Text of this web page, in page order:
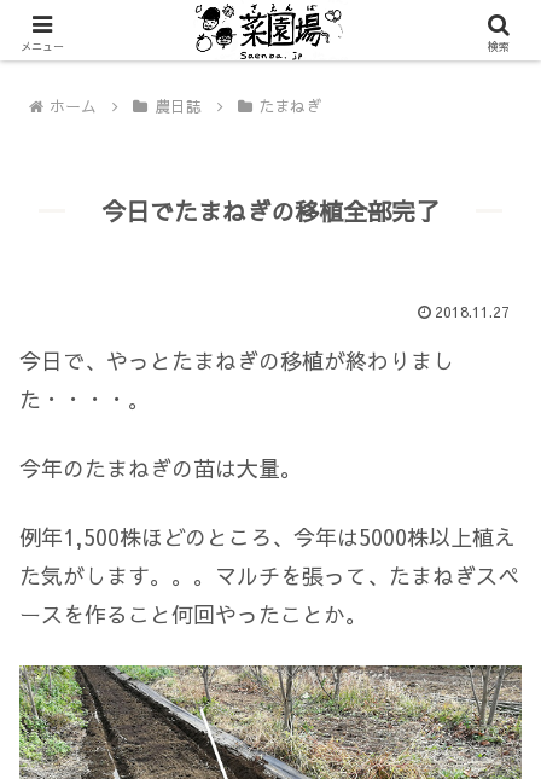
ホーム 農日誌 たまねぎ
今日でたまねぎの移植全部完了
2018.11.27
今日で、やっとたまねぎの移植が終わりまし
た・・・・。
今年のたまねぎの苗は大量。
例年1,500株ほどのところ、今年は5000株以上植え
た気がします。。。マルチを張って、たまねぎスペ
ースを作ること何回やったことか。
メニュー 検索